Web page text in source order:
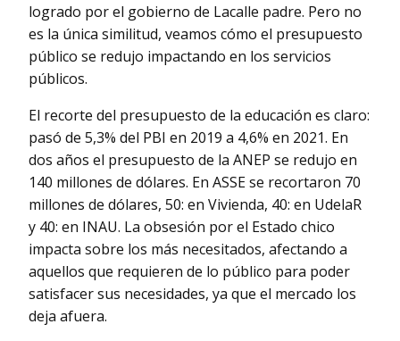
logrado por el gobierno de Lacalle padre. Pero no
es la única similitud, veamos cómo el presupuesto
público se redujo impactando en los servicios
públicos.
El recorte del presupuesto de la educación es claro:
pasó de 5,3% del PBI en 2019 a 4,6% en 2021. En
dos años el presupuesto de la ANEP se redujo en
140 millones de dólares. En ASSE se recortaron 70
millones de dólares, 50: en Vivienda, 40: en UdelaR
y 40: en INAU. La obsesión por el Estado chico
impacta sobre los más necesitados, afectando a
aquellos que requieren de lo público para poder
satisfacer sus necesidades, ya que el mercado los
deja afuera.